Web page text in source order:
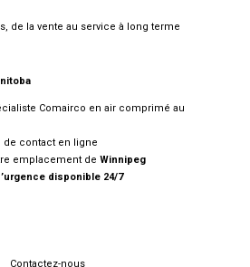
de la vente au service à long terme
Comairco en air comprimé au
de contact en ligne
emplacement de Winnipeg
disponible 24/7
Contactez-nous